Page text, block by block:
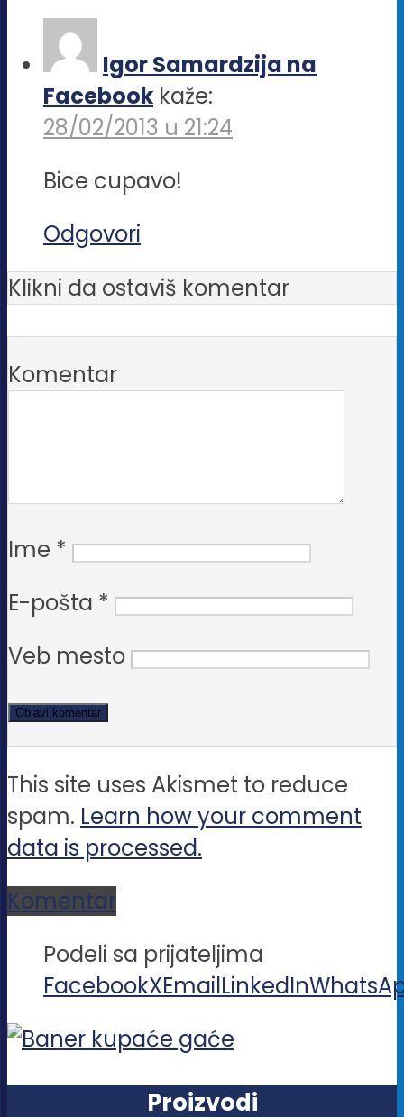
proizvoda.
Igor Samardzija na
Facebook kaže:
28/02/2013 u 21:24
Bice cupavo!
Odgovori
Klikni da ostaviš komentar
Komentar
Ime *
E-pošta *
Veb mesto
This site uses Akismet to reduce
spam. Learn how your comment
data is processed.
Komentar
Podeli sa prijateljima
FacebookXEmailLinkedIn
Proizvodi